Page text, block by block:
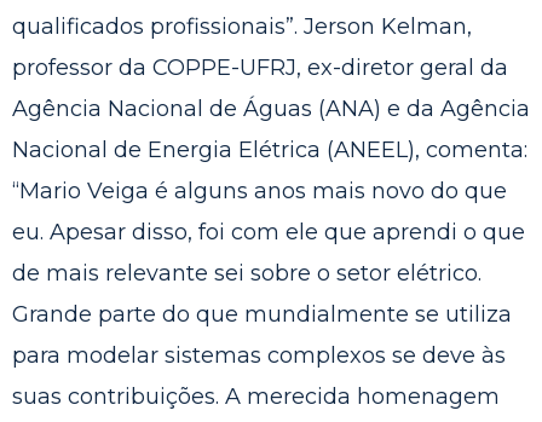
qualificados profissionais”. Jerson Kelman,
professor da COPPE-UFRJ, ex-diretor geral da
Agência Nacional de Águas (ANA) e da Agência
Nacional de Energia Elétrica (ANEEL), comenta:
“Mario Veiga é alguns anos mais novo do que
eu. Apesar disso, foi com ele que aprendi o que
de mais relevante sei sobre o setor elétrico.
Grande parte do que mundialmente se utiliza
para modelar sistemas complexos se deve às
suas contribuições. A merecida homenagem